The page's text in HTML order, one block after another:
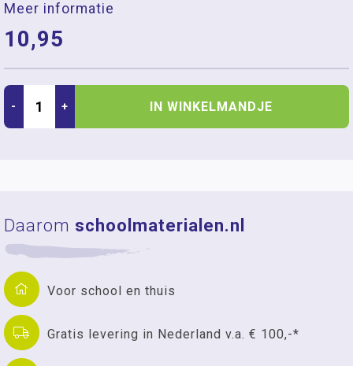
Meer informatie
10,95
- + IN WINKELMANDJE
Daarom schoolmaterialen.nl
Voor school en thuis
Gratis levering in Nederland v.a. € 100,-*